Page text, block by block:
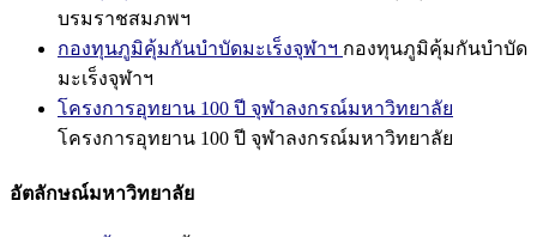
บรมราชสมภพฯ
กองทุนภูมิคุ้มกันบำบัดมะเร็งจุฬาฯ กองทุนภูมิคุ้มกันบำบัด
มะเร็งจุฬาฯ
โครงการอุทยาน 100 ปี จุฬาลงกรณ์มหาวิทยาลัย
โครงการอุทยาน 100 ปี จุฬาลงกรณ์มหาวิทยาลัย
อัตลักษณ์มหาวิทยาลัย